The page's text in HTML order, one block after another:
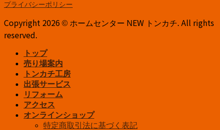
プライバシーポリシー
Copyright 2026 © ホームセンター NEW トンカチ. All rights
reserved.
トップ
売り場案内
トンカチ工房
出張サービス
リフォーム
アクセス
オンラインショップ
特定商取引法に基づく表記